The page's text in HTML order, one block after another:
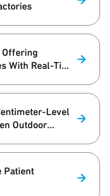
Offering
With Real-Time
Level
Outdoor
Patient